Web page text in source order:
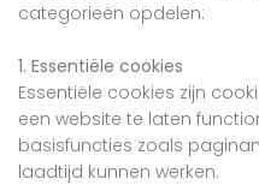
categorieën opdelen:
1. Essentiële cookies
Essentiële cookies zijn
een website te laten
basisfuncties zoals
laadtijd kunnen werken.